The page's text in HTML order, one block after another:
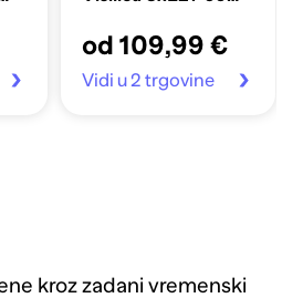
od 109,99 €
Vidi u 2 trgovine
kroz zadani vremenski